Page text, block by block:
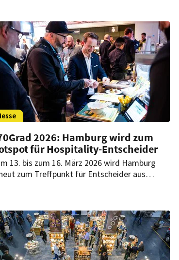
2026: Hamburg wird zum
für Hospitality-Entscheider
13. bis zum 16. März 2026 wird Hamburg
zum Treffpunkt für Entscheider aus
und persönlichen Austausch auf